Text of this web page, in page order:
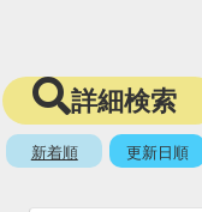
詳細検索
新着順 更新日順